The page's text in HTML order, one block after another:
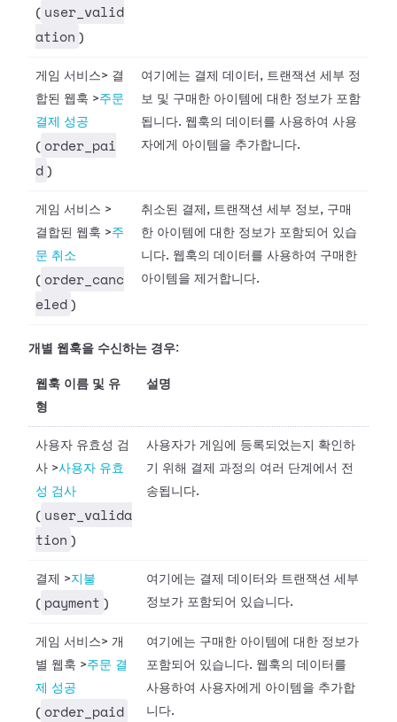
( user_valid
ation )
게임 서비스> 결
합된 웹훅 >주문
결제 성공
( order_pai
d )
여기에는 결제 데이터, 트랜잭션 세부 정
보 및 구매한 아이템에 대한 정보가 포함
됩니다. 웹훅의 데이터를 사용하여 사용
자에게 아이템을 추가합니다.
게임 서비스 >
결합된 웹훅 >주
문 취소
( order_canc
eled )
취소된 결제, 트랜잭션 세부 정보, 구매
한 아이템에 대한 정보가 포함되어 있습
니다. 웹훅의 데이터를 사용하여 구매한
아이템을 제거합니다.
개별 웹훅을 수신하는 경우:
웹훅 이름 및 유
형
설명
사용자 유효성 검
사 >사용자 유효
성 검사
( user_valida
tion )
사용자가 게임에 등록되었는지 확인하
기 위해 결제 과정의 여러 단계에서 전
송됩니다.
결제 >지불
( payment )
여기에는 결제 데이터와 트랜잭션 세부
정보가 포함되어 있습니다.
게임 서비스> 개
별 웹훅 >주문 결
제 성공
( order_paid
여기에는 구매한 아이템에 대한 정보가
포함되어 있습니다. 웹훅의 데이터를
사용하여 사용자에게 아이템을 추가합
니다.